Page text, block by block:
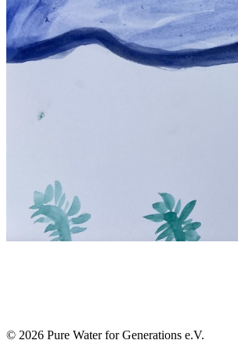
© 2026 Pure Water for Generations e.V.